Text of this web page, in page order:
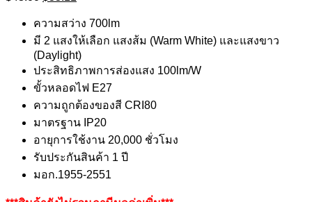
was:
$43.00.
is:
$33.11.
ความสว่าง 700lm
มี 2 แสงให้เลือก แสงส้ม (Warm White) และแสงขาว
(Daylight)
ประสิทธิภาพการส่องแสง 100lm/W
ขั้วหลอดไฟ E27
ความถูกต้องของสี CRI80
มาตรฐาน IP20
อายุการใช้งาน 20,000 ชั่วโมง
รับประกันสินค้า 1 ปี
มอก.1955-2551